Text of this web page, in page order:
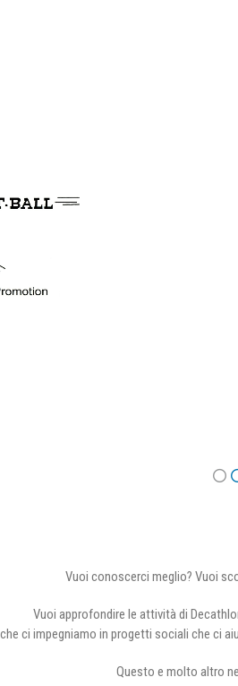
Vuoi conoscerci meglio? Vuoi
Vuoi approfondire le attività di
ci impegniamo in progetti sociali che ci
Questo e molto altro